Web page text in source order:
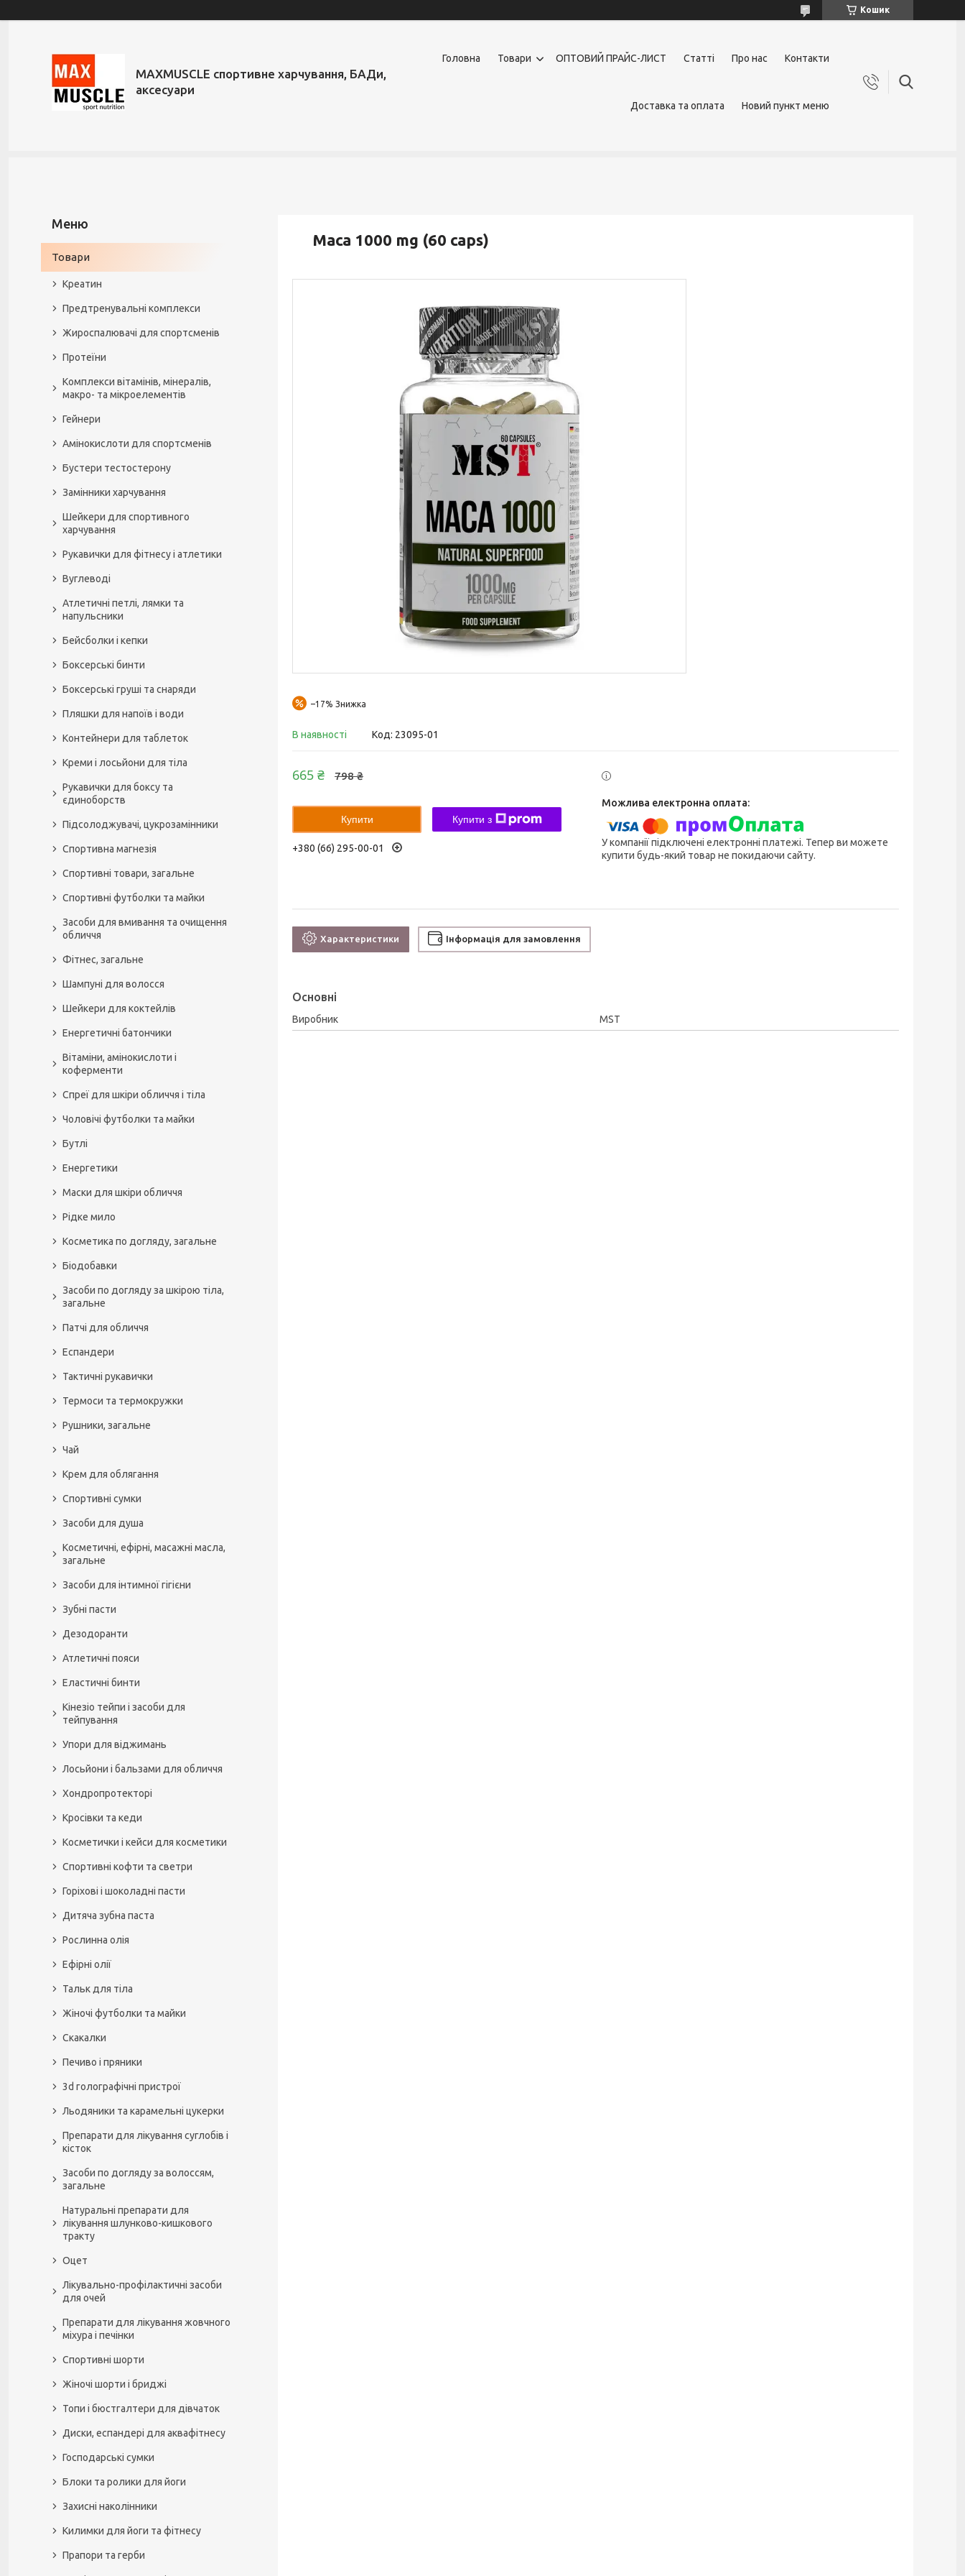
Кошик
MAXMUSCLE спортивне харчування, БАДи,
аксесуари
Головна Товари OПТОВИЙ ПРАЙС-ЛИСТ Статті Про нас Контакти
Доставка та оплата Новий пункт меню
Maca 1000 mg (60 caps)
–17%
В наявності Код: 23095-01
798 ₴
665 ₴
Купити Купити з
+380 (66) 295-00-01
У компанії підключені електронні платежі. Тепер ви можете
купити будь-який товар не покидаючи сайту.
Характеристики Інформація для замовлення
Основні
Виробник MST
Товари
Креатин
Предтренувальні комплекси
Жироспалювачі для спортсменів
Протеїни
Комплекси вітамінів, мінералів,
макро- та мікроелементів
Гейнери
Амінокислоти для спортсменів
Бустери тестостерону
Замінники харчування
Шейкери для спортивного
харчування
Рукавички для фітнесу і атлетики
Вуглеводі
Атлетичні петлі, лямки та
напульсники
Бейсболки і кепки
Боксерські бинти
Боксерські груші та снаряди
Пляшки для напоїв і води
Контейнери для таблеток
Креми і лосьйони для тіла
Рукавички для боксу та
єдиноборств
Підсолоджувачі, цукрозамінники
Спортивна магнезія
Спортивні товари, загальне
Спортивні футболки та майки
Засоби для вмивання та очищення
обличчя
Фітнес, загальне
Шампуні для волосся
Шейкери для коктейлів
Енергетичні батончики
Вітаміни, амінокислоти і
коферменти
Спреї для шкіри обличчя і тіла
Чоловічі футболки та майки
Бутлі
Енергетики
Маски для шкіри обличчя
Рідке мило
Косметика по догляду, загальне
Біодобавки
Засоби по догляду за шкірою тіла,
загальне
Патчі для обличчя
Еспандери
Тактичні рукавички
Термоси та термокружки
Рушники, загальне
Чай
Крем для облягання
Спортивні сумки
Засоби для душа
Косметичні, ефірні, масажні масла,
загальне
Засоби для інтимної гігієни
Зубні пасти
Дезодоранти
Атлетичні пояси
Еластичні бинти
Кінезіо тейпи і засоби для
тейпування
Упори для віджимань
Лосьйони і бальзами для обличчя
Хондропротекторі
Кросівки та кеди
Косметички і кейси для косметики
Спортивні кофти та светри
Горіхові і шоколадні пасти
Дитяча зубна паста
Рослинна олія
Ефірні олії
Тальк для тіла
Жіночі футболки та майки
Скакалки
Печиво і пряники
3d голографічні пристрої
Льодяники та карамельні цукерки
Препарати для лікування суглобів і
кісток
Засоби по догляду за волоссям,
загальне
Натуральні препарати для
лікування шлунково-кишкового
тракту
Оцет
Лікувально-профілактичні засоби
для очей
Препарати для лікування жовчного
міхура і печінки
Спортивні шорти
Жіночі шорти і бриджі
Топи і бюстгалтери для дівчаток
Диски, еспандері для аквафітнесу
Господарські сумки
Блоки та ролики для йоги
Захисні наколінники
Килимки для йоги та фітнесу
Прапори та герби